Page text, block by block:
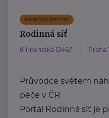
Bronzový partner
Rodinná síť
Klimentská 1246/1 Praha 1
Průvodce světem
péče v ČR
Portál Rodinná síť je